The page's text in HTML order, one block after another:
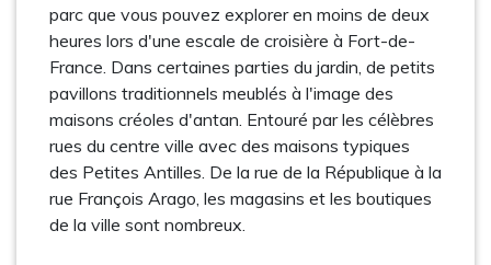
parc que vous pouvez explorer en moins de deux
heures lors d'une escale de croisière à Fort-de-
France. Dans certaines parties du jardin, de petits
pavillons traditionnels meublés à l'image des
maisons créoles d'antan. Entouré par les célèbres
rues du centre ville avec des maisons typiques
des Petites Antilles. De la rue de la République à la
rue François Arago, les magasins et les boutiques
de la ville sont nombreux.